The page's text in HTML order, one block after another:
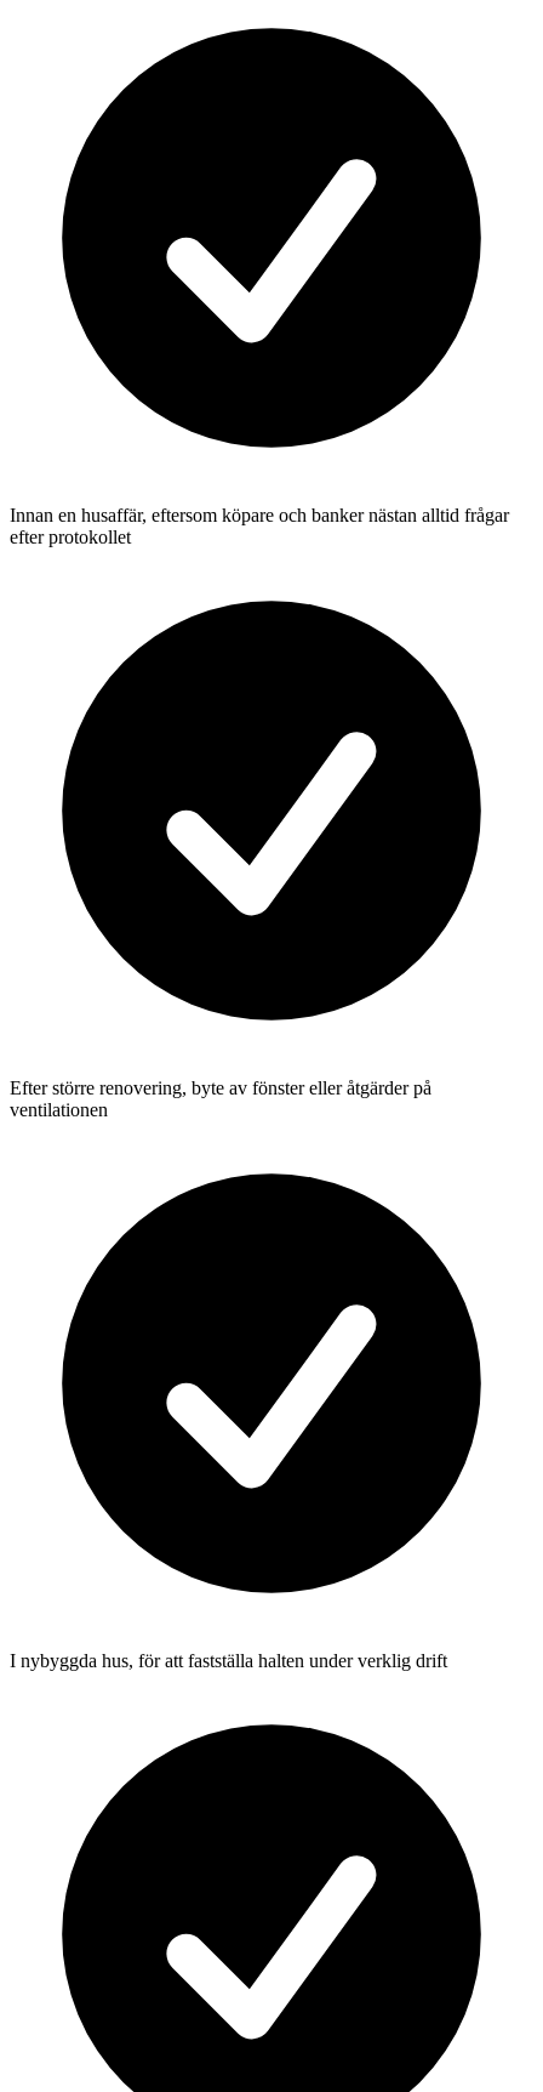
Innan en husaffär, eftersom köpare och banker nästan alltid frågar
efter protokollet
Efter större renovering, byte av fönster eller åtgärder på
ventilationen
I nybyggda hus, för att fastställa halten under verklig drift